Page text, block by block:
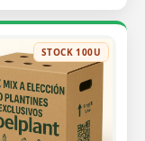
STOCK 100U